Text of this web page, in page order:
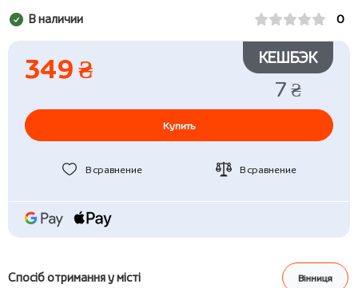
В наличии 0
349 ₴ КЕШБЭК
7 ₴
Купить
В сравнение В сравнение
Спосіб отримання у місті Вінниця